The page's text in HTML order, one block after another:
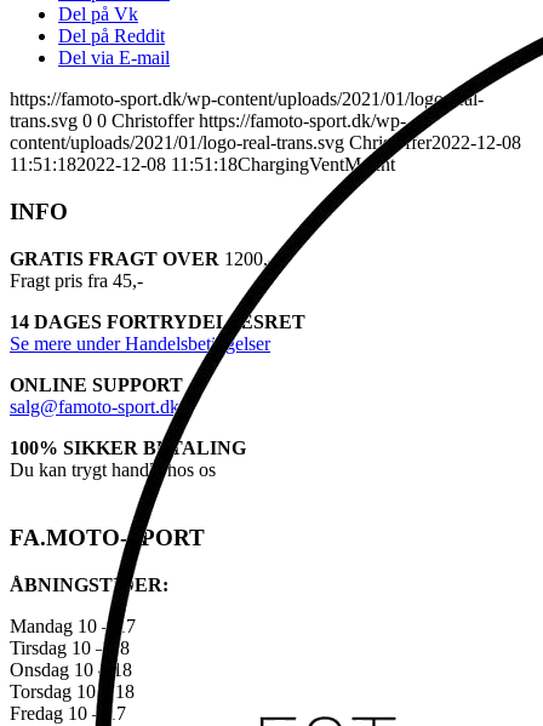
Del på Vk
Del på Reddit
Del via E-mail
https://famoto-sport.dk/wp-content/uploads/2021/01/logo-real-
trans.svg 0 0 Christoffer https://famoto-sport.dk/wp-
content/uploads/2021/01/logo-real-trans.svg Christoffer2022-12-08
11:51:182022-12-08 11:51:18ChargingVentMount
INFO
GRATIS FRAGT OVER 1200,-
Fragt pris fra 45,-
14 DAGES FORTRYDELSESRET
Se mere under Handelsbetingelser
ONLINE SUPPORT
salg@famoto-sport.dk
100% SIKKER BETALING
Du kan trygt handle hos os
FA.MOTO-SPORT
ÅBNINGSTIDER:
Mandag 10 – 17
Tirsdag 10 – 18
Onsdag 10 – 18
Torsdag 10 – 18
Fredag 10 – 17